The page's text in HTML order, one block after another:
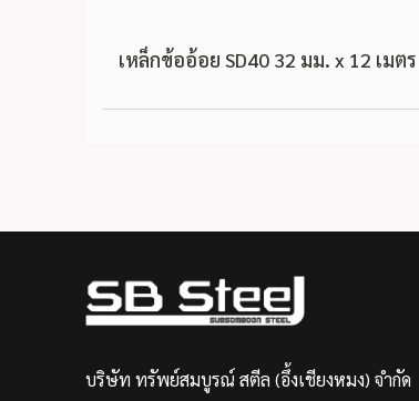
เหล็กข้ออ้อย SD40 32 มม. x 12 เมตร
บริษัท ทรัพย์สมบูรณ์ สตีล (อึ้งเชียงหมง) จำกัด